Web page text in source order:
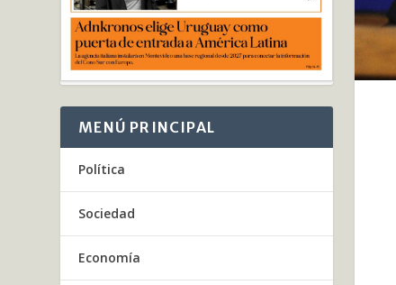
MENÚ PRINCIPAL
Política
Sociedad
Economía